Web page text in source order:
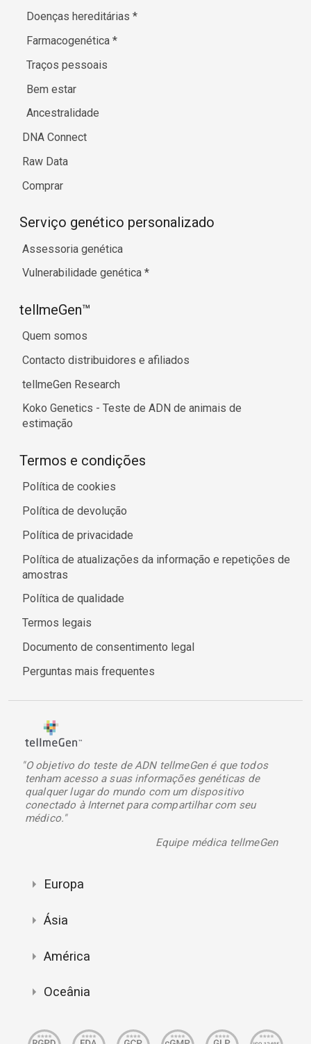
Doenças hereditárias*
Farmacogenética*
Traços pessoais
Bem estar
Ancestralidade
DNA Connect
Raw Data
Comprar
Serviço genético personalizado
Assessoria genética
Vulnerabilidade genética *
tellmeGen™
Quem somos
Contacto distribuidores e afiliados
tellmeGen Research
Koko Genetics - Teste de ADN de animais de
estimação
Termos e condições
Política de cookies
Política de devolução
Política de privacidade
Política de atualizações da informação e repetições de
amostras
Política de qualidade
Termos legais
Documento de consentimento legal
Perguntas mais frequentes
"O objetivo do teste de ADN tellmeGen é que todos
tenham acesso a suas informações genéticas de
qualquer lugar do mundo com um dispositivo
conectado à Internet para compartilhar com seu
médico."
Equipe médica tellmeGen
Europa
Ásia
América
Oceânia